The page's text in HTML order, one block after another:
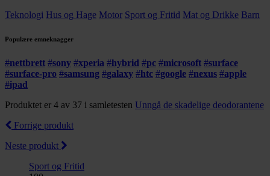
Teknologi Hus og Hage Motor Sport og Fritid Mat og Drikke Barn
Populære emneknagger
#nettbrett #sony #xperia #hybrid #pc #microsoft #surface
#surface-pro #samsung #galaxy #htc #google #nexus #apple
#ipad
Produktet er 4 av 37 i samletesten Unngå de skadelige deodorantene
Forrige produkt
Neste produkt
Sport og Fritid